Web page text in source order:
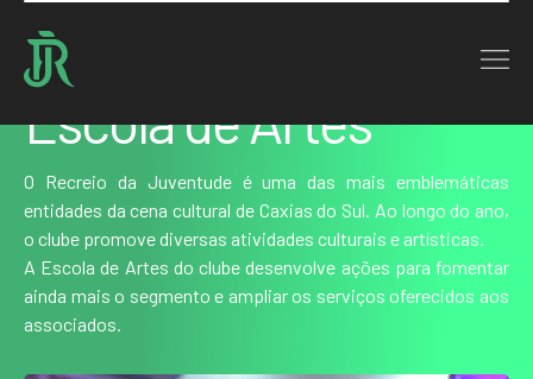
Home : Serviços
Escola de Artes
O Recreio da Juventude é uma das mais emblemáticas
entidades da cena cultural de Caxias do Sul. Ao longo do ano,
o clube promove diversas atividades culturais e artísticas.
A Escola de Artes do clube desenvolve ações para fomentar
ainda mais o segmento e ampliar os serviços oferecidos aos
associados.